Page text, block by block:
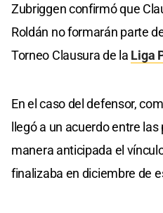
Zubriggen confirmó que
Roldán no formarán parte
Torneo Clausura de la Liga
En el caso del defensor,
llegó a un acuerdo entre
manera anticipada el
finalizaba en diciembre de